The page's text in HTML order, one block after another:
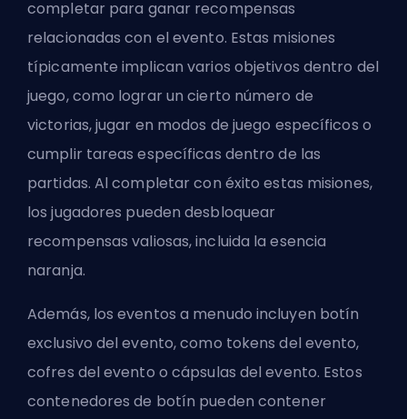
completar para ganar recompensas
relacionadas con el evento. Estas misiones
típicamente implican varios objetivos dentro del
juego, como lograr un cierto número de
victorias, jugar en modos de juego específicos o
cumplir tareas específicas dentro de las
partidas. Al completar con éxito estas misiones,
los jugadores pueden desbloquear
recompensas valiosas, incluida la esencia
naranja.
Además, los eventos a menudo incluyen botín
exclusivo del evento, como tokens del evento,
cofres del evento o cápsulas del evento. Estos
contenedores de botín pueden contener